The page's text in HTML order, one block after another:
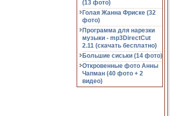
(13 фото)
Голая Жанна Фриске (32
фото)
Программа для нарезки
музыки - mp3DirectCut
2.11 (cкачать бесплатно)
Большие сиськи (14 фото)
Откровенные фото Анны
Чапман (40 фото + 2
видео)